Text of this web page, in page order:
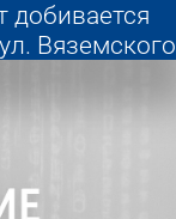
добивается
Вяземского
добивается
Вяземского
в